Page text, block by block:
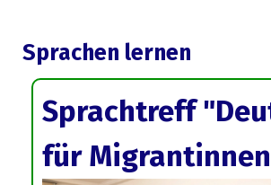
Sprachen lernen
Sprachtreff
für Migrantinnen